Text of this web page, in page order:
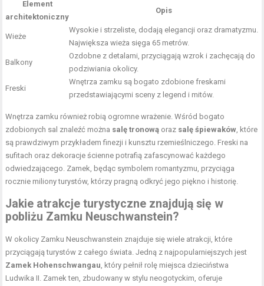
Element
architektoniczny
Opis
Wieże
Wysokie i strzeliste, dodają elegancji oraz dramatyzmu.
Największa wieża sięga 65 metrów.
Balkony
Ozdobne z detalami, przyciągają wzrok i zachęcają do
podziwiania okolicy.
Freski
Wnętrza zamku są bogato zdobione freskami
przedstawiającymi sceny z legend i mitów.
Wnętrza zamku również robią ogromne wrażenie. Wśród bogato
zdobionych sal znaleźć można salę tronową oraz salę śpiewaków, które
są prawdziwym przykładem finezji i kunsztu rzemieślniczego. Freski na
sufitach oraz dekoracje ścienne potrafią zafascynować każdego
odwiedzającego. Zamek, będąc symbolem romantyzmu, przyciąga
rocznie miliony turystów, którzy pragną odkryć jego piękno i historię.
Jakie atrakcje turystyczne znajdują się w
pobliżu Zamku Neuschwanstein?
W okolicy Zamku Neuschwanstein znajduje się wiele atrakcji, które
przyciągają turystów z całego świata. Jedną z najpopularniejszych jest
Zamek Hohenschwangau, który pełnił rolę miejsca dzieciństwa
Ludwika II. Zamek ten, zbudowany w stylu neogotyckim, oferuje